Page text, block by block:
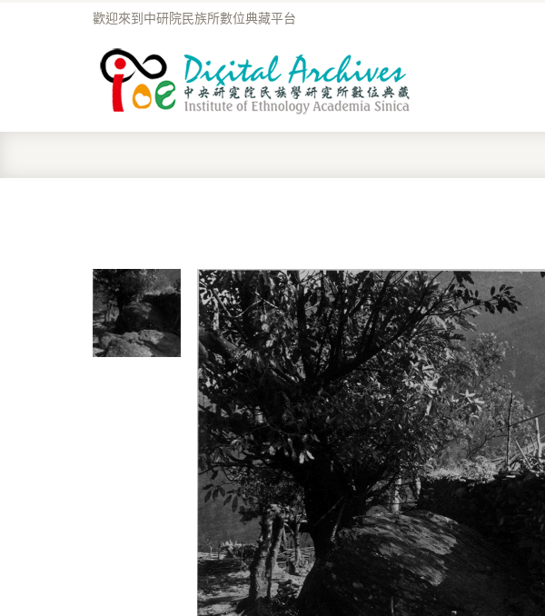
歡迎來到中研院民族所數位典藏平台